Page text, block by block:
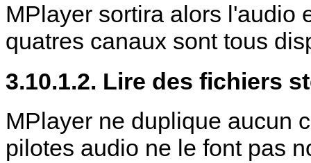
MPlayer sortira alors l'audio
quatres canaux sont tous
3.10.1.2. Lire des fichiers
MPlayer ne duplique aucun
pilotes audio ne le font pas